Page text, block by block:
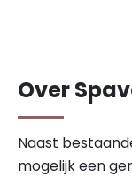
Over
Naast
mogelijk een